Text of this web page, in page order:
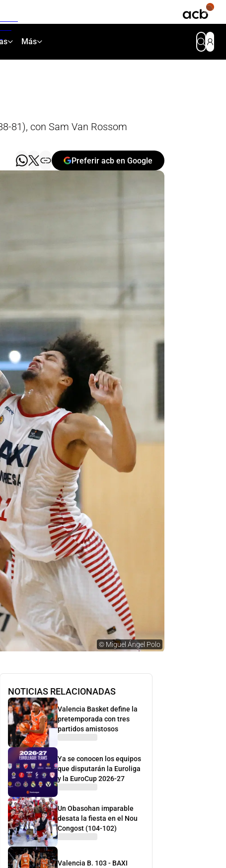
Más
81), con Sam Van Rossom
Preferir acb en Google
© Miguel Ángel Polo
NOTICIAS RELACIONADAS
Valencia Basket define la
pretemporada con tres
partidos amistosos
Ya se conocen los equipos
que disputarán la Euroliga
y la EuroCup 2026-27
Un Obasohan imparable
desata la fiesta en el Nou
Congost (104-102)
Valencia B. 103 - BAXI